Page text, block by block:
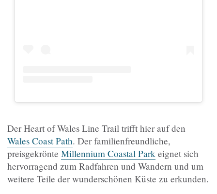
Der Heart of Wales Line Trail trifft hier auf den
Wales Coast Path. Der familienfreundliche,
preisgekrönte Millennium Coastal Park eignet sich
hervorragend zum Radfahren und Wandern und um
weitere Teile der wunderschönen Küste zu erkunden.